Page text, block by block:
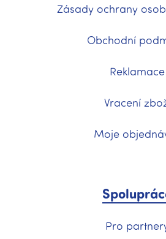
Zásady ochrany
Obchodní
Reklamace
Vracení
Moje
Pro